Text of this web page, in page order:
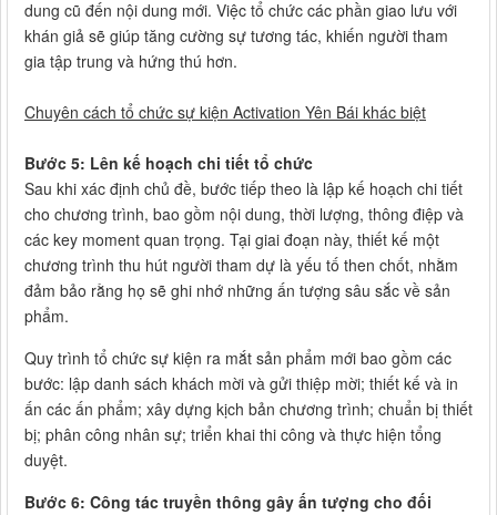
dung cũ đến nội dung mới. Việc tổ chức các phần giao lưu với
khán giả sẽ giúp tăng cường sự tương tác, khiến người tham
gia tập trung và hứng thú hơn.
Chuyên cách tổ chức sự kiện Activation Yên Bái khác biệt
Bước 5: Lên kế hoạch chi tiết tổ chức
Sau khi xác định chủ đề, bước tiếp theo là lập kế hoạch chi tiết
cho chương trình, bao gồm nội dung, thời lượng, thông điệp và
các key moment quan trọng. Tại giai đoạn này, thiết kế một
chương trình thu hút người tham dự là yếu tố then chốt, nhằm
đảm bảo rằng họ sẽ ghi nhớ những ấn tượng sâu sắc về sản
phẩm.
Quy trình tổ chức sự kiện ra mắt sản phẩm mới bao gồm các
bước: lập danh sách khách mời và gửi thiệp mời; thiết kế và in
ấn các ấn phẩm; xây dựng kịch bản chương trình; chuẩn bị thiết
bị; phân công nhân sự; triển khai thi công và thực hiện tổng
duyệt.
Bước 6: Công tác truyền thông gây ấn tượng cho đối